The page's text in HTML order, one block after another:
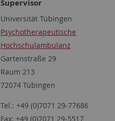
Supervisor
Universität Tübingen
Psychotherapeutische
Hochschulambulanz
Gartenstraße 29
Raum 213
72074 Tübingen
Tel.: +49 (0)7071 29-77686
Fax: +49 (0)7071 29-5517